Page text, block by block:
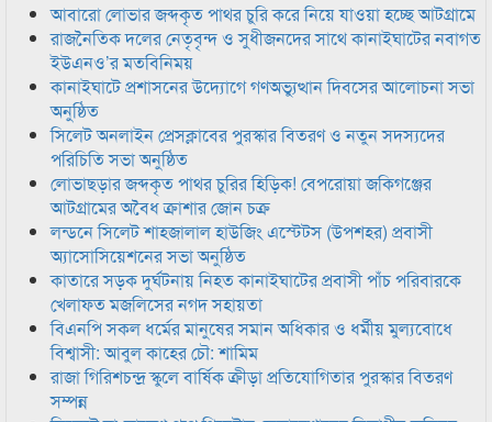
আবারো লোভার জব্দকৃত পাথর চুরি করে নিয়ে যাওয়া হচ্ছে আটগ্রামে
রাজনৈতিক দলের নেতৃবৃন্দ ও সুধীজনদের সাথে কানাইঘাটের নবাগত
ইউএনও’র মতবিনিময়
কানাইঘাটে প্রশাসনের উদ্যোগে গণঅভ্যুত্থান দিবসের আলোচনা সভা
অনুষ্ঠিত
সিলেট অনলাইন প্রেসক্লাবের পুরস্কার বিতরণ ও নতুন সদস্যদের
পরিচিতি সভা অনুষ্ঠিত
লোভাছড়ার জব্দকৃত পাথর চুরির হিড়িক! বেপরোয়া জকিগঞ্জের
আটগ্রামের অবৈধ ক্রাশার জোন চক্র
লন্ডনে সিলেট শাহজালাল হাউজিং এস্টেটস (উপশহর) প্রবাসী
অ্যাসোসিয়েশনের সভা অনুষ্ঠিত
কাতারে সড়ক দুর্ঘটনায় নিহত কানাইঘাটের প্রবাসী পাঁচ পরিবারকে
খেলাফত মজলিসের নগদ সহায়তা
বিএনপি সকল ধর্মের মানুষের সমান অধিকার ও ধর্মীয় মুল্যবোধে
বিশ্বাসী: আবুল কাহের চৌ: শামিম
রাজা গিরিশচন্দ্র স্কুলে বার্ষিক ক্রীড়া প্রতিযোগিতার পুরস্কার বিতরণ
সম্পন্ন